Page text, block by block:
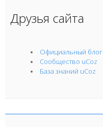
Друзья сайта
Официальный блог
Сообщество uCoz
База знаний uCoz